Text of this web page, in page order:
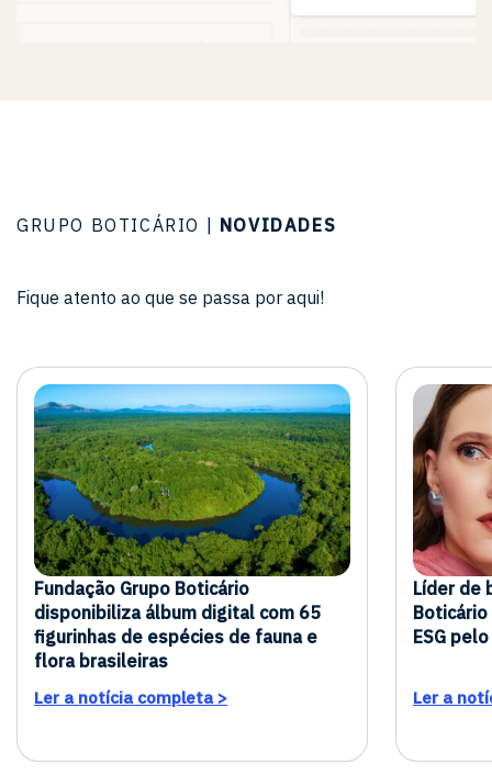
GRUPO BOTICÁRIO | NOVIDADES
Fique atento ao que se passa por aqui!
Fundação Grupo Boticário
disponibiliza álbum digital com 65
figurinhas de espécies de fauna e
flora brasileiras
Ler a notícia completa >
Líder de
ESG
Ler a